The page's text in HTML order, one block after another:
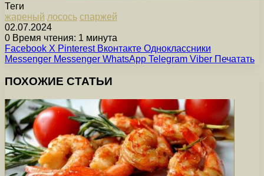
Теги
жареный лосось спаржей
02.07.2024
0 Время чтения: 1 минута
Facebook X Pinterest Вконтакте Одноклассники
Messenger Messenger WhatsApp Telegram Viber Печатать
ПОХОЖИЕ СТАТЬИ